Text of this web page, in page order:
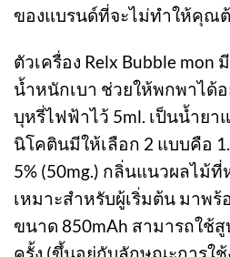
ของแบรนด์ที่จะไม่ทำให้คุณ
ตัวเครื่อง Relx Bubble mon
น้ำหนักเบา ช่วยให้พกพาได้
บุหรี่ไฟฟ้าไว้ 5ml. เป็นน้ำย
นิโคตินมีให้เลือก 2 แบบคือ
5% (50mg.) กลิ่นแนวผลไม้
เหมาะสำหรับผู้เริ่มต้น มาพร้
ขนาด 850mAh สามารถใช้